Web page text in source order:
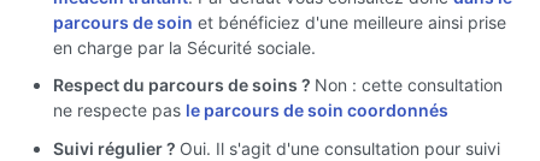
parcours de soin et bénéficiez d'une meilleure ainsi prise
en charge par la Sécurité sociale.
Respect du parcours de soins ? Non : cette consultation
ne respecte pas le parcours de soin coordonnés
Suivi régulier ? Oui. Il s'agit d'une consultation pour suivi